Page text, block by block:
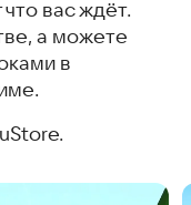
вас ждёт.
а можете
в